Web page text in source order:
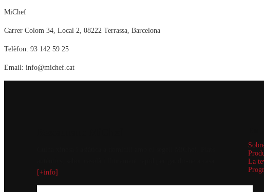
MiChef
Carrer Colom 34, Local 2, 08222 Terrassa, Barcelona
Telèfon: 93 142 59 25
Email: info@michef.cat
[+info]
La